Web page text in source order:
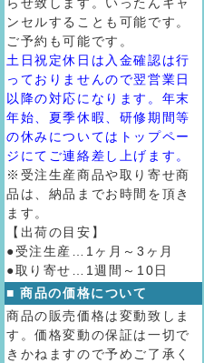
らせ致します。いったんキャ
ンセルすることも可能です。
ご予約も可能です。
土日祝定休日は入金確認は行
っておりませんので翌営業日
以降の対応になります。年末
年始、夏季休暇、研修期間等
の休みについてはトップペー
ジにてご連絡差し上げます。
※受注生産商品や取り寄せ商
品は、納品までお時間を頂き
ます。
【出荷の目安】
●受注生産…1ヶ月～3ヶ月
●取り寄せ…1週間～10日
■ 商品の価格について
商品の販売価格は変動致しま
す。価格変動の保証は一切で
きかねますので予めご了承く